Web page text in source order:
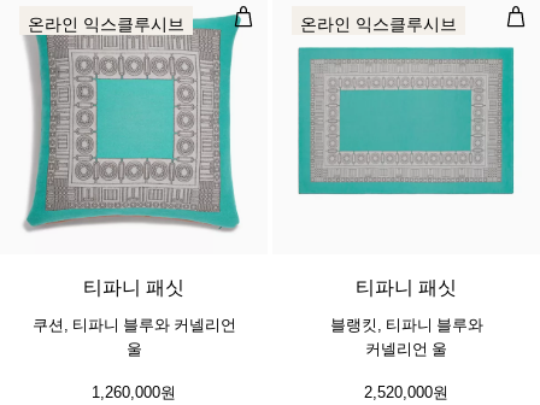
쿠션, 티파니 블루와 커넬리언 울
온라인 익스클루시브
티파니 패싯
쿠션, 티파니 블루와 커넬리언
울
1,260,000원
블
온라인 익스클루시브
티파니 패싯
블랭킷, 티파니 블루와
커넬리언 울
2,520,000원